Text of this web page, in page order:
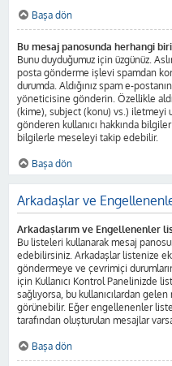
Başa dön
Bu mesaj panosunda herhangi
Bunu duyduğumuz için üzgünüz.
posta gönderme işlevi spamdan
durumda. Aldığınız spam e-
yöneticisine gönderin. Özellikle
(kime), subject (konu) vs.) iletmeyi
gönderen kullanıcı hakkında
bilgilerle meseleyi takip edebilir.
Başa dön
Arkadaşlar ve
Arkadaşlarım ve Engellenenler
Bu listeleri kullanarak mesaj
edebilirsiniz. Arkadaşlar listenize
göndermeye ve çevrimiçi
için Kullanıcı Kontrol Panelinizde
sağlıyorsa, bu kullanıcılardan
görünebilir. Eğer engellenenler
tarafından oluşturulan mesajlar
Başa dön